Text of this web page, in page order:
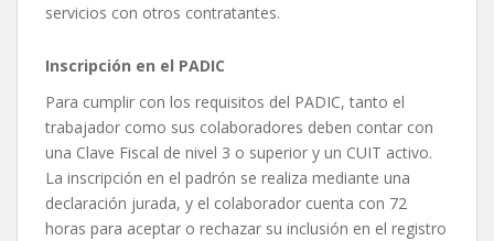
servicios con otros contratantes.
Inscripción en el PADIC
Para cumplir con los requisitos del PADIC, tanto el
trabajador como sus colaboradores deben contar con
una Clave Fiscal de nivel 3 o superior y un CUIT activo.
La inscripción en el padrón se realiza mediante una
declaración jurada, y el colaborador cuenta con 72
horas para aceptar o rechazar su inclusión en el registro